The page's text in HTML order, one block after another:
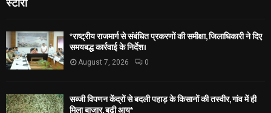
*राष्ट्रीय राजमार्ग से संबंधित प्रकरणों की समीक्षा, जिलाधिकारी ने दिए
समयबद्ध कार्रवाई के निर्देश।
August 7, 2026 0
सब्जी विपणन केंद्रों से बदली पहाड़ के किसानों की तस्वीर, गांव में ही